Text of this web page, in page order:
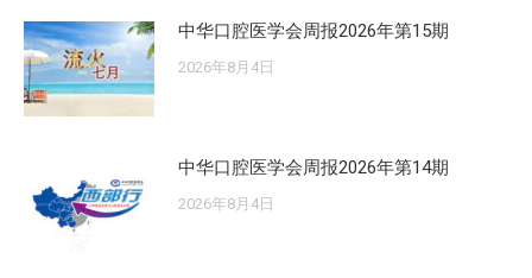
中华口腔医学会周报2026年第15期
2026年8月4日
中华口腔医学会周报2026年第14期
2026年8月4日